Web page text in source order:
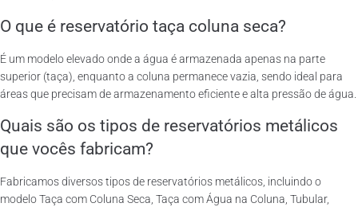
O que é reservatório taça coluna seca?
É um modelo elevado onde a água é armazenada apenas na parte
superior (taça), enquanto a coluna permanece vazia, sendo ideal para
áreas que precisam de armazenamento eficiente e alta pressão de água.
Quais são os tipos de reservatórios metálicos
que vocês fabricam?
Fabricamos diversos tipos de reservatórios metálicos, incluindo o
modelo Taça com Coluna Seca, Taça com Água na Coluna, Tubular,